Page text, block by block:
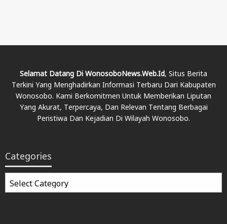
Selamat Datang Di WonosoboNews.web.id, Situs Berita
Terkini Yang Menghadirkan Informasi Terbaru Dari Kabupaten
Wonosobo. Kami Berkomitmen Untuk Memberikan Liputan
Yang Akurat, Terpercaya, Dan Relevan Tentang Berbagai
Peristiwa Dan Kejadian Di Wilayah Wonosobo.
Categories
Categories